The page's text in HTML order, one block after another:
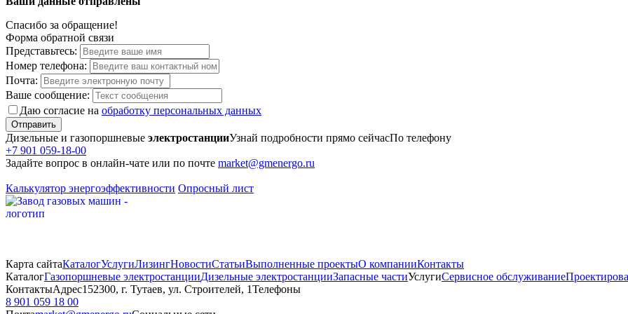
Спасибо за обращение!
Форма обратной связи
Представьтесь:
Номер телефона:
Почта:
Ваше сообщение:
Даю согласие на обработку персональных данных
Отправить
Дизельные и газопоршневые электростанцииУзнай подробности прямо сейчасПо телефону
+7 901 059-18-00
Задайте вопрос в онлайн-чате или по почте market@gmenergo.ru
Калькулятор энергоэффективности Опросный лист
Карта сайтаКаталогУслугиЛизингНовостиСтатьиВыполненные проектыО компанииКонтакты
КаталогГазопоршневые электростанцииДизельные электростанцииЗапасные частиУслугиСервисное обслуживание
КонтактыАдрес152300, г. Тутаев, ул. Строителей, 1Телефоны
8 901 059 18 00